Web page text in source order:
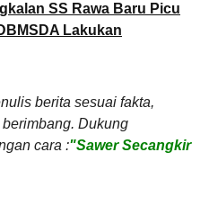
SS Rawa Baru Picu
Lakukan
berita sesuai fakta,
Dukung
cara :"Sawer Secangkir